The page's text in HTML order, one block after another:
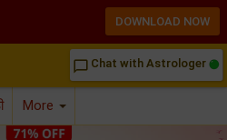
chat_bubble_outline Chat with Astrologer
More
DOWNLOAD NOW